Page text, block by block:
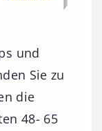
und
Sie zu
die
48- 65